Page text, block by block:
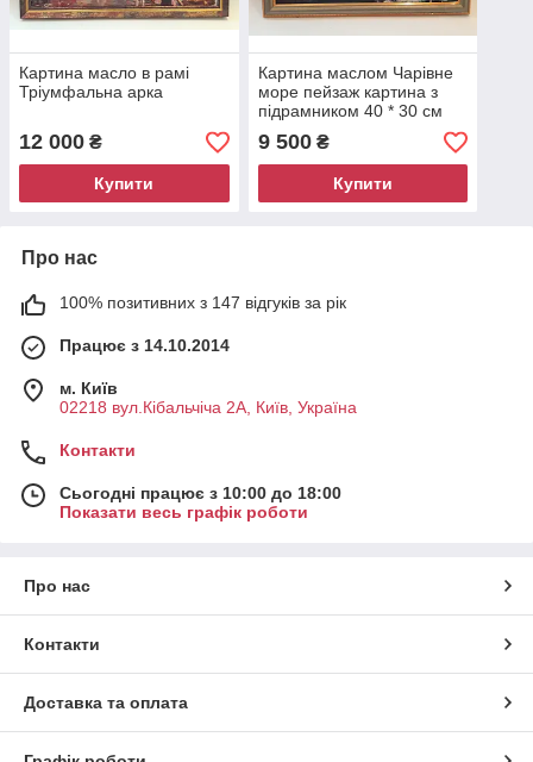
Картина масло в рамі
Тріумфальна арка
12 000 ₴
Купити
Картина маслом Чарівне
море пейзаж картина з
підрамником 40 * 30 см
9 500₴
Купити
Про нас
100% позитивних з 147 відгуків за рік
Працює з 14.10.2014
м. Київ
02218 вул.Кібальчіча 2А, Київ, Україна
Контакти
Сьогодні працює з 10:00 до 18:00
Показати весь графік роботи
Про нас
Контакти
Доставка та оплата